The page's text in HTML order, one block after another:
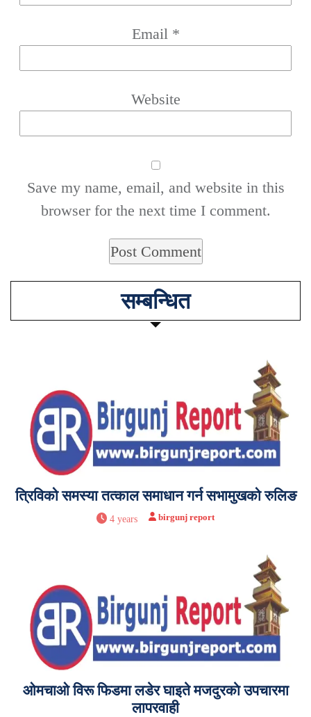
Email *
Website
Save my name, email, and website in this
browser for the next time I comment.
सम्बन्धित
त्रिविको समस्या तत्काल समाधान गर्न सभामुखको रुलिङ
4 years birgunj report
ओमचाओ विरू फिडमा लडेर घाइते मजदुरकाे उपचारमा
लापरवाही